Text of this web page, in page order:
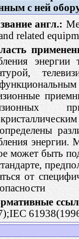
с ней
англ.:
related
энергии.
может быть
от